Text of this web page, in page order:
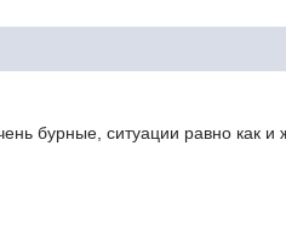
бурные, ситуации равно как и